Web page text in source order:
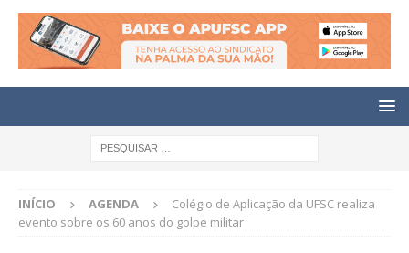
INÍCIO AGENDA
Colégio de Aplicação da UFSC realiza
evento sobre os 60 anos do golpe militar